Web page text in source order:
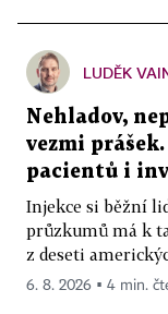
LUDĚK
Nehladov,
vezmi
pacientů i
Injekce si běžní
průzkumů má k
z deseti
6. 8. 2026 ▪ 4 min.